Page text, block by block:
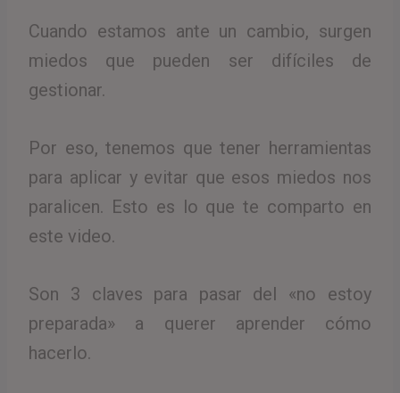
Cuando estamos ante un cambio, surgen
miedos que pueden ser difíciles de
gestionar.
Por eso, tenemos que tener herramientas
para aplicar y evitar que esos miedos nos
paralicen. Esto es lo que te comparto en
este video.
Son 3 claves para pasar del «no estoy
preparada» a querer aprender cómo
hacerlo.